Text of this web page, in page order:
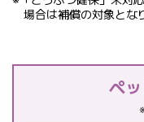
場合は補償の対象とな
ペ